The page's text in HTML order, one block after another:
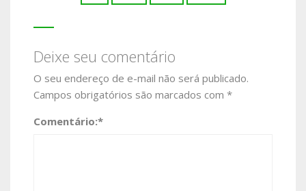
Deixe seu comentário
O seu endereço de e-mail não será publicado.
Campos obrigatórios são marcados com *
Comentário:*